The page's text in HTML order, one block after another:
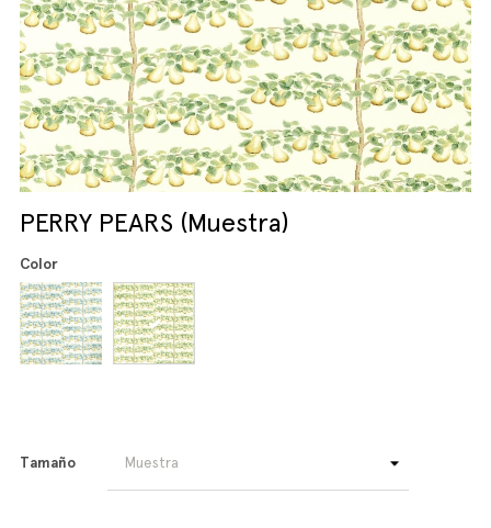
PERRY PEARS (Muestra)
Color
Tamaño